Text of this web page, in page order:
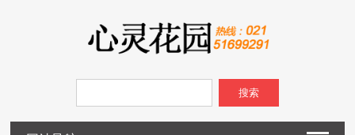
搜索